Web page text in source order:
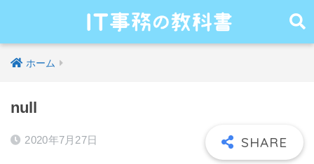
ホーム
null
2020年7月27日